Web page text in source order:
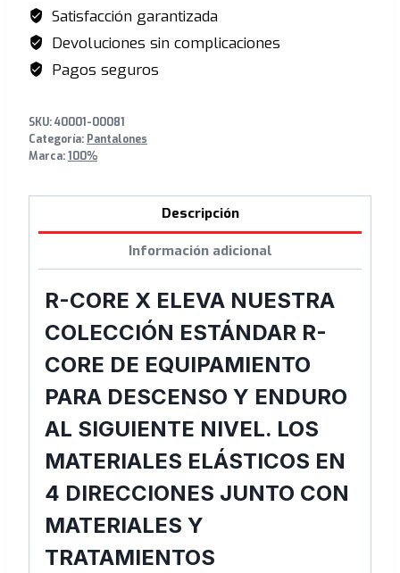
Satisfacción garantizada
Devoluciones sin complicaciones
Pagos seguros
SKU:40001-00081
Categoría: Pantalones
Marca:100%
Descripción
Información adicional
R-CORE X ELEVA NUESTRA
COLECCIÓN ESTÁNDAR R-
CORE DE EQUIPAMIENTO
PARA DESCENSO Y ENDURO
AL SIGUIENTE NIVEL. LOS
MATERIALES ELÁSTICOS EN
4 DIRECCIONES JUNTO CON
MATERIALES Y
TRATAMIENTOS